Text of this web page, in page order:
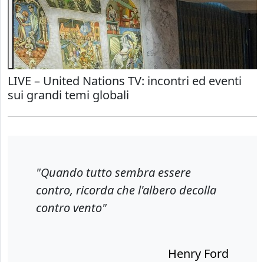
LIVE – United Nations TV: incontri ed eventi
sui grandi temi globali
"Quando tutto sembra essere
contro, ricorda che l'albero decolla
contro vento"
Henry Ford